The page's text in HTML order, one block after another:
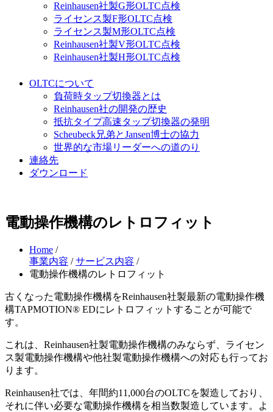
Reinhausen社製G形OLTC点検
ライセンス製F形OLTC点検
ライセンス製M形OLTC点検
Reinhausen社製V形OLTC点検
Reinhausen社製H形OLTC点検
OLTCについて
負荷時タップ切換器とは
Reinhausen社の開発の歴史
抵抗タイプ高速タップ切換器の発明
Scheubeck兄弟とJansen博士の協力
世界的な市場リーダーへの道のり
連絡先
ダウンロード
電動操作機構のレトロフィット
Home /
事業内容 / サービス内容 /
電動操作機構のレトロフィット
古くなった電動操作機構をReinhausen社製最新の電動操作機
構TAPMOTION® EDにレトロフィットすることが可能で
す。
これは、Reinhausen社製電動操作機構のみならず、ライセン
ス製電動操作機構や他社製電動操作機構への対応も行ってお
ります。
Reinhausen社では、年間約11,000台のOLTCを製造しており、
それに伴い必要な電動操作機構を相当数製造しています。よ